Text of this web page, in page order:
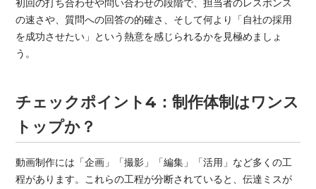
初回の打ち合わせや問い合わせの段階で、担当者のレスポンス
の速さや、質問への回答の的確さ、そして何より「自社の採用
を成功させたい」という熱意を感じられるかを見極めましょ
う。
チェックポイント4：制作体制はワンス
トップか？
動画制作には「企画」「撮影」「編集」「活用」など多くの工
程があります。これらの工程が分断されていると、伝達ミスが